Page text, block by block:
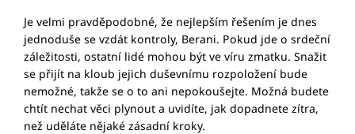
Je velmi pravděpodobné, že nejlepším řešením je dnes
jednoduše se vzdát kontroly, Berani. Pokud jde o srdeční
záležitosti, ostatní lidé mohou být ve víru zmatku. Snažit
se přijít na kloub jejich duševnímu rozpoložení bude
nemožné, takže se o to ani nepokoušejte. Možná budete
chtít nechat věci plynout a uvidíte, jak dopadnete zítra,
než uděláte nějaké zásadní kroky.